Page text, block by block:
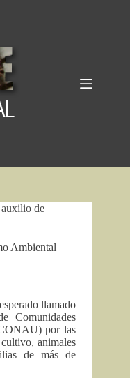
de
Ambiental
llamado
Comunidades
por las
animales
de más de